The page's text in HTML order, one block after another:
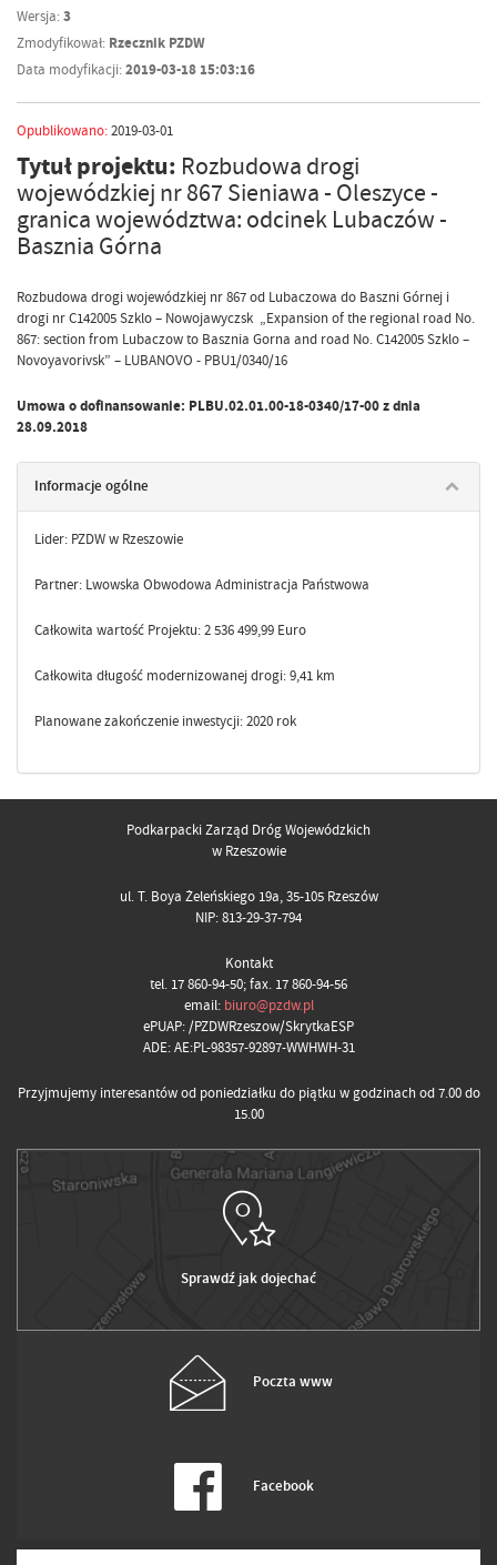
Wersja:3
Zmodyfikował: Rzecznik PZDW
Data modyfikacji:2019-03-18 15:03:16
Opublikowano:2019-03-01
Tytuł projektu: Rozbudowa drogi
wojewódzkiej nr 867 Sieniawa - Oleszyce -
granica województwa: odcinek Lubaczów -
Basznia Górna
Rozbudowa drogi wojewódzkiej nr 867 od Lubaczowa do Baszni Górnej i
drogi nr C142005 Szklo – Nowojawyczsk „Expansion of the regional road No.
867: section from Lubaczow to Basznia Gorna and road No. C142005 Szklo –
Novoyavorivsk” – LUBANOVO - PBU1/0340/16
Umowa o dofinansowanie: PLBU.02.01.00-18-0340/17-00 z dnia
28.09.2018
Informacje ogólne
Lider: PZDW w Rzeszowie
Partner: Lwowska Obwodowa Administracja Państwowa
Całkowita wartość Projektu: 2 536 499,99 Euro
Całkowita długość modernizowanej drogi: 9,41 km
Planowane zakończenie inwestycji: 2020 rok
Podkarpacki Zarząd Dróg Wojewódzkich
w Rzeszowie
ul. T. Boya Żeleńskiego 19a, 35-105 Rzeszów
NIP: 813-29-37-794
Kontakt
tel. 17 860-94-50; fax. 17 860-94-56
email: biuro@pzdw.pl
ePUAP: /PZDWRzeszow/SkrytkaESP
ADE: AE:PL-98357-92897-WWHWH-31
Przyjmujemy interesantów od poniedziałku do piątku w godzinach od 7.00 do
15.00
Sprawdź jak dojechać
Poczta www
Facebook